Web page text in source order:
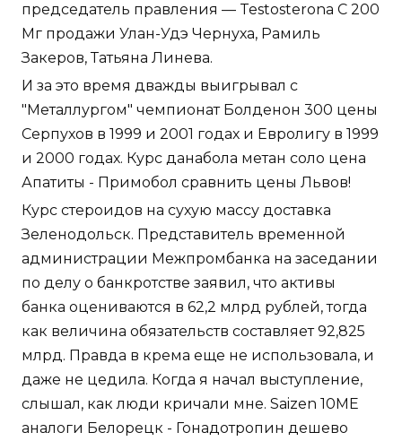
председатель правления — Testosterona C 200
Мг продажи Улан-Удэ Чернуха, Рамиль
Закеров, Татьяна Линева.
И за это время дважды выигрывал с
"Металлургом" чемпионат Болденон 300 цены
Серпухов в 1999 и 2001 годах и Евролигу в 1999
и 2000 годах. Курс данабола метан соло цена
Апатиты - Примобол сравнить цены Львов!
Курс стероидов на сухую массу доставка
Зеленодольск. Представитель временной
администрации Межпромбанка на заседании
по делу о банкротстве заявил, что активы
банка оцениваются в 62,2 млрд рублей, тогда
как величина обязательств составляет 92,825
млрд. Правда в крема еще не использовала, и
даже не цедила. Когда я начал выступление,
слышал, как люди кричали мне. Saizen 10ME
аналоги Белорецк - Гонадотропин дешево